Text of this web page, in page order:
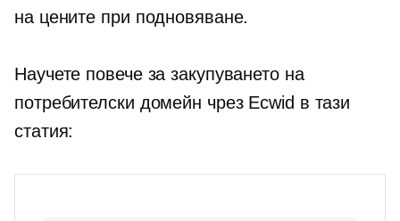
на цените при подновяване.
Научете повече за закупуването на
потребителски домейн чрез Ecwid в тази
статия: